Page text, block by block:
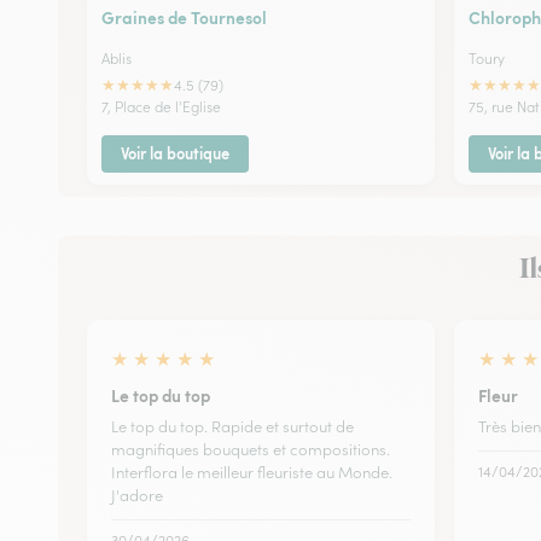
Graines de Tournesol
Ablis
★★★★★4.5 (79)
7, Place de l'Eglise
Voir la boutique
Toury
★★★★★
75, rue
Voir la
★ ★ ★ ★ ★
Le top du top
Le top du top. Rapide et surtout de
magnifiques bouquets et compositions.
Interflora le meilleur fleuriste au Monde.
J'adore
★ ★ ★
Fleur
Très
14/04/